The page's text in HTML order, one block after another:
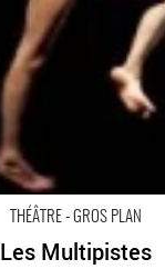
THÉÂTRE - GROS PLAN
Les Multipistes